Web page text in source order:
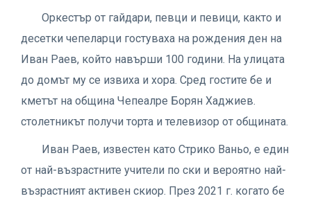
Оркестър от гайдари, певци и певици, както и
десетки чепеларци гостуваха на рождения ден на
Иван Раев, който навърши 100 години. На улицата
до домът му се извиха и хора. Сред гостите бе и
кметът на община Чепеалре Борян Хаджиев.
столетникът получи торта и телевизор от общината.
Иван Раев, известен като Стрико Ваньо, е един
от най-възрастните учители по ски и вероятно най-
възрастният активен скиор. През 2021 г. когато бе